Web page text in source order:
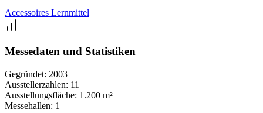
Accessoires Lernmittel
Messedaten und Statistiken
Gegründet: 2003
Ausstellerzahlen: 11
Ausstellungsfläche: 1.200 m²
Messehallen: 1